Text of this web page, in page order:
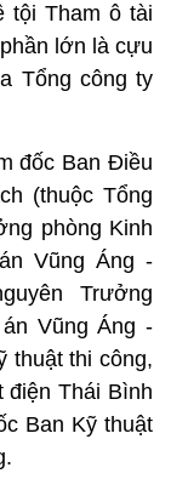
tội Tham ô tài
lớn là cựu
Tổng công ty
đốc Ban Điều
(thuộc Tổng
phòng Kinh
Vũng Áng -
Trưởng
Vũng Áng -
thuật thi công,
điện Thái Bình
Ban Kỹ thuật